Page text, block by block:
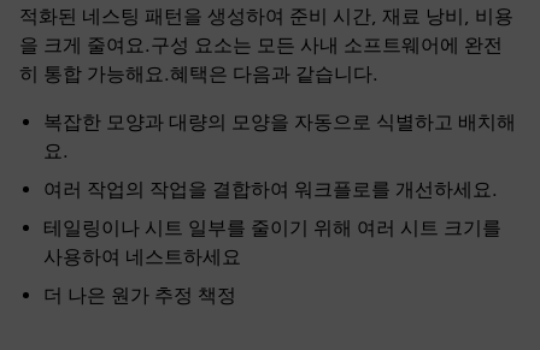
적화된 네스팅 패턴을 생성하여 준비 시간, 재료 낭비, 비용
을 크게 줄여요.구성 요소는 모든 사내 소프트웨어에 완전
히 통합 가능해요.혜택은 다음과 같습니다.
복잡한 모양과 대량의 모양을 자동으로 식별하고 배치해
요.
여러 작업의 작업을 결합하여 워크플로를 개선하세요.
테일링이나 시트 일부를 줄이기 위해 여러 시트 크기를
사용하여 네스트하세요
더 나은 원가 추정 책정